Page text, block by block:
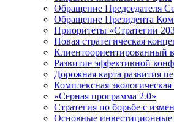
Обращение Председателя
Обращение Президента
Приоритеты «Стратегии
Новая стратегическая
Клиентоориентированный
Развитие эффективной
Дорожная карта развития
Комплексная
«Серная программа 2.0»
Стратегия по борьбе с
Основные инвестиционные